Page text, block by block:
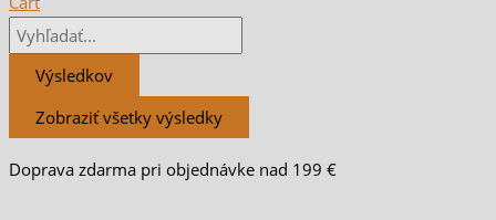
Výsledkov
Zobraziť všetky výsledky
Doprava zdarma pri objednávke nad 199 €